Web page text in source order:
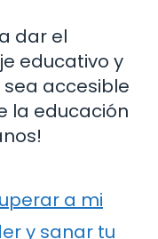
dar el
educativo y
accesible
la educación
a mi
y sanar tu